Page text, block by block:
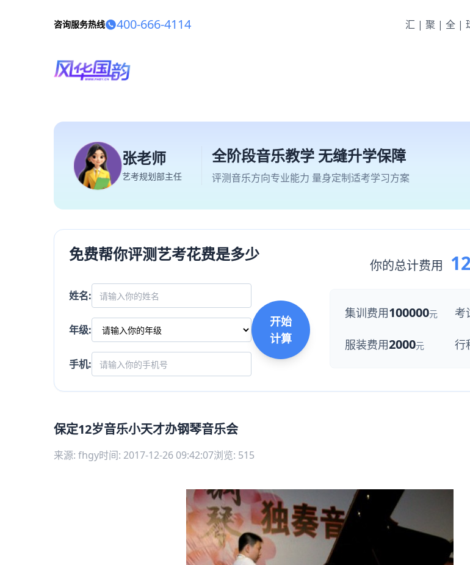
咨询服务热线 400-666-4114 汇|聚|全|
张老师
艺考规划部主任
全阶段音乐教学 无缝升学保障
评测音乐方向专业能力 量身定制适考学习方案
免费帮你评测艺考花费是多少
姓名:
年级:
手机:
开始
计算
你的总计费用
集训费用100000元 考
服装费用2000元 行
保定12岁音乐小天才办钢琴音乐会
来源: fhgy时间: 2017-12-26 09:42:07浏览: 515